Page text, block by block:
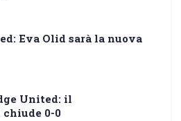
Eva Olid sarà la nuova
United: il
0-0